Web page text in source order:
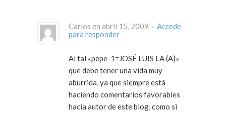
Carlos en abril 15, 2009 · Accede
para responder
Al tal «pepe-1=JOSÉ LUIS LA (A)»
que debe tener una vida muy
aburrida, ya que siempre está
haciendo comentarios favorables
hacia autor de este blog, como si